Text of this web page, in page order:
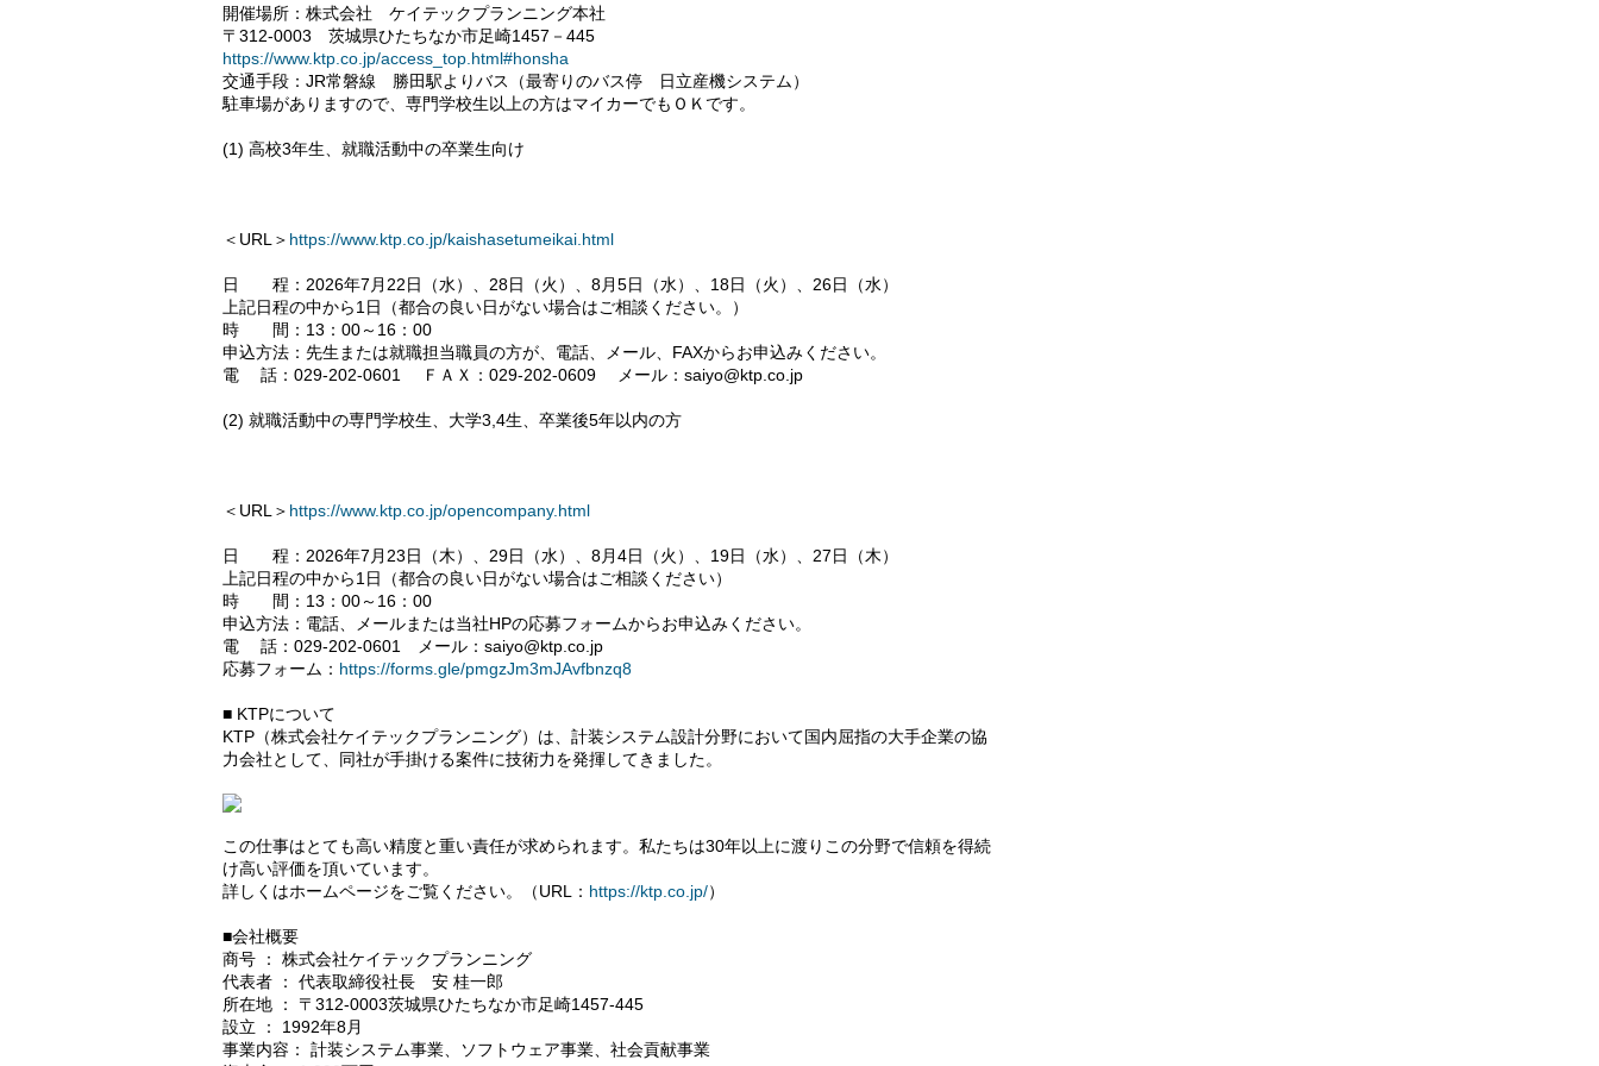
開催場所：株式会社 ケイテックプランニング本社
〒312-0003 茨城県ひたちなか市足崎1457－445
https://www.ktp.co.jp/access_top.html#honsha
交通手段：JR常磐線 勝田駅よりバス（最寄りのバス停 日立産機システム）
駐車場がありますので、専門学校生以上の方はマイカーでもＯＫです。
(1) 高校3年生、就職活動中の卒業生向け
＜URL＞ https://www.ktp.co.jp/kaishasetumeikai.html
日 程：2026年7月22日（水）、28日（火）、8月5日（水）、18日（火）、26日（水）
上記日程の中から1日（都合の良い日がない場合はご相談ください。）
時 間：13：00～16：00
申込方法：先生または就職担当職員の方が、電話、メール、FAXからお申込みください。
電 話：029-202-0601 ＦＡＸ：029-202-0609 メール：saiyo@ktp.co.jp
(2) 就職活動中の専門学校生、大学3,4生、卒業後5年以内の方
＜URL＞ https://www.ktp.co.jp/opencompany.html
日 程：2026年7月23日（木）、29日（水）、8月4日（火）、19日（水）、27日（木）
上記日程の中から1日（都合の良い日がない場合はご相談ください）
時 間：13：00～16：00
申込方法：電話、メールまたは当社HPの応募フォームからお申込みください。
電 話：029-202-0601 メール：saiyo@ktp.co.jp
応募フォーム： https://forms.gle/pmgzJm3mJAvfbnzq8
■ KTPについて
KTP（株式会社ケイテックプランニング）は、計装システム設計分野において国内屈指の大手企業の協
力会社として、同社が手掛ける案件に技術力を発揮してきました。
この仕事はとても高い精度と重い責任が求められます。私たちは30年以上に渡りこの分野で信頼を得続
け高い評価を頂いています。
詳しくはホームページをご覧ください。（URL： https://ktp.co.jp/）
■会社概要
商号 ： 株式会社ケイテックプランニング
代表者 ： 代表取締役社長 安 桂一郎
所在地 ： 〒312-0003茨城県ひたちなか市足崎1457-445
設立 ： 1992年8月
事業内容： 計装システム事業、ソフトウェア事業、社会貢献事業